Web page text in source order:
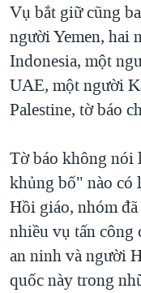
BÊN KIA QUỐC
QUAN HỆ VIỆT MỸ
Vụ bắt giữ cũng
người Yemen, hai
Indonesia, một
UAE, một người
Palestine, tờ báo
Tờ báo không
khủng bố" nào có
Hồi giáo, nhóm
nhiều vụ tấn công
an ninh và người
quốc này trong